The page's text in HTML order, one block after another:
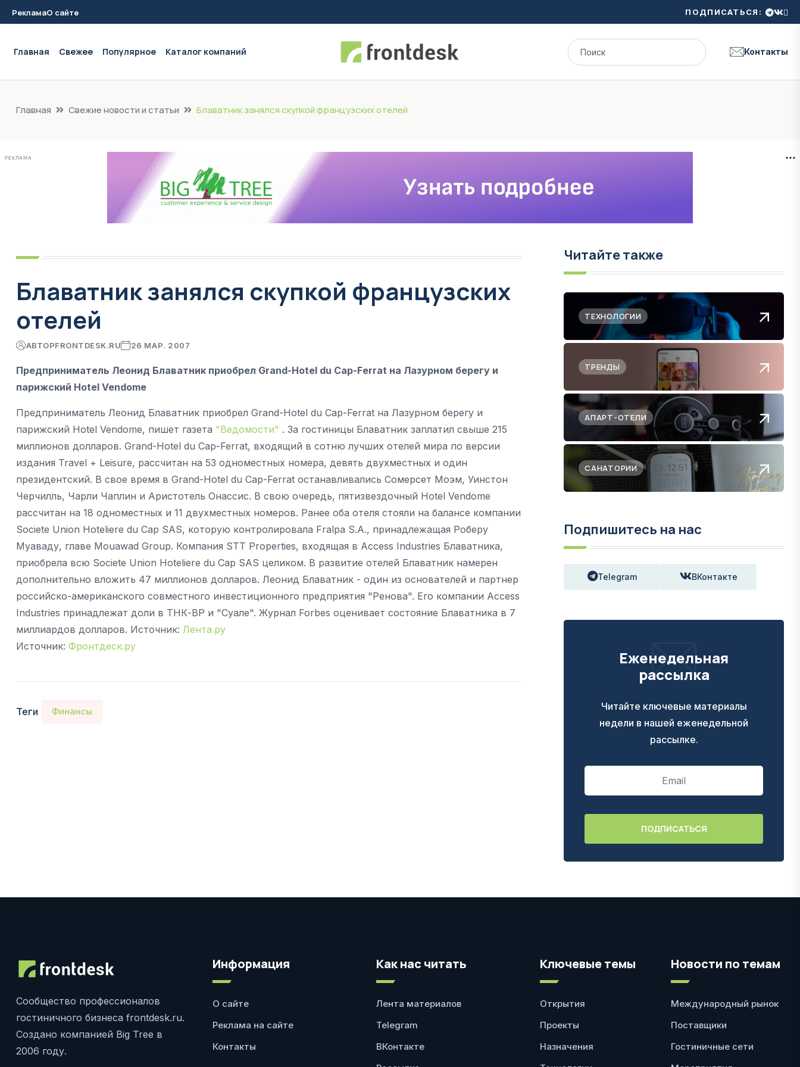
РекламаО сайте ПОДПИСАТЬСЯ:
Главная Свежее Популярное Каталог компаний Контакты
Главная Свежие новости и статьи Блаватник занялся скупкой французских отелей
РЕКЛАМА
Блаватник занялся скупкой французских
отелей
АВТОРFRONTDESK.RU 26 МАР. 2007
Предприниматель Леонид Блаватник приобрел Grand-Hotel du Cap-Ferrat на Лазурном берегу и
парижский Hotel Vendome
Предприниматель Леонид Блаватник приобрел Grand-Hotel du Cap-Ferrat на Лазурном берегу и
парижский Hotel Vendome, пишет газета "Ведомости" . За гостиницы Блаватник заплатил свыше 215
миллионов долларов. Grand-Hotel du Cap-Ferrat, входящий в сотню лучших отелей мира по версии
издания Travel + Leisure, рассчитан на 53 одноместных номера, девять двухместных и один
президентский. В свое время в Grand-Hotel du Cap-Ferrat останавливались Сомерсет Моэм, Уинстон
Черчилль, Чарли Чаплин и Аристотель Онассис. В свою очередь, пятизвездочный Hotel Vendome
рассчитан на 18 одноместных и 11 двухместных номеров. Ранее оба отеля стояли на балансе компании
Sociеtе Union Hоteliеre du Cap SAS, которую контролировала Fralpa S.A., принадлежащая Роберу
Муаваду, главе Mouawad Group. Компания STT Properties, входящая в Access Industries Блаватника,
приобрела всю Sociеtе Union Hоteliеre du Cap SAS целиком. В развитие отелей Блаватник намерен
дополнительно вложить 47 миллионов долларов. Леонид Блаватник - один из основателей и партнер
российско-американского совместного инвестиционного предприятия "Ренова". Его компании Access
Industries принадлежат доли в ТНК-BP и "Суале". Журнал Forbes оценивает состояние Блаватника в 7
миллиардов долларов. Источник: Лента.ру
Источник: Фронтдеск.ру
Теги Финансы
Читайте также
ТЕХНОЛОГИИ
ТРЕНДЫ
АПАРТ-ОТЕЛИ
САНАТОРИИ
Подпишитесь на нас
Telegram ВКонтакте
Еженедельная
рассылка
Читайте ключевые материалы
недели в нашей еженедельной
рассылке.
Сообщество профессионалов
гостиничного бизнеса frontdesk.ru.
Создано компанией Big Tree в
2006 году.
Информация
О сайте
Реклама на сайте
Контакты
Как нас читать
Лента материалов
Telegram
ВКонтакте
Ключевые темы
Открытия
Проекты
Назначения
Новости по темам
Международный рынок
Поставщики
Гостиничные сети